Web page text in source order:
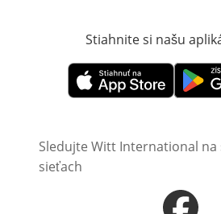
Stiahnite si našu
Otvorí sa vnovom okne
Otvorí
Sledujte Witt International na
sieťach